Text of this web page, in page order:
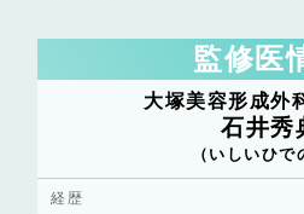
監修医
大塚美容形成
石井秀
（いしいひで
経歴